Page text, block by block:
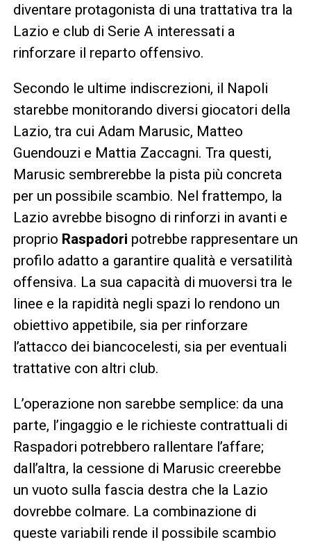
diventare protagonista di una trattativa tra la
Lazio e club di Serie A interessati a
rinforzare il reparto offensivo.
Secondo le ultime indiscrezioni, il Napoli
starebbe monitorando diversi giocatori della
Lazio, tra cui Adam Marusic, Matteo
Guendouzi e Mattia Zaccagni. Tra questi,
Marusic sembrerebbe la pista più concreta
per un possibile scambio. Nel frattempo, la
Lazio avrebbe bisogno di rinforzi in avanti e
proprio Raspadori potrebbe rappresentare un
profilo adatto a garantire qualità e versatilità
offensiva. La sua capacità di muoversi tra le
linee e la rapidità negli spazi lo rendono un
obiettivo appetibile, sia per rinforzare
l’attacco dei biancocelesti, sia per eventuali
trattative con altri club.
L’operazione non sarebbe semplice: da una
parte, l’ingaggio e le richieste contrattuali di
Raspadori potrebbero rallentare l’affare;
dall’altra, la cessione di Marusic creerebbe
un vuoto sulla fascia destra che la Lazio
dovrebbe colmare. La combinazione di
queste variabili rende il possibile scambio